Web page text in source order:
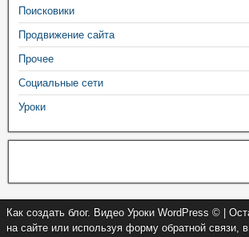
Поисковики
Продвижение сайта
Прочее
Социальные сети
Уроки
Как создать блог. Видео Уроки WordPress © |
на сайте или используя форму обратной связи,